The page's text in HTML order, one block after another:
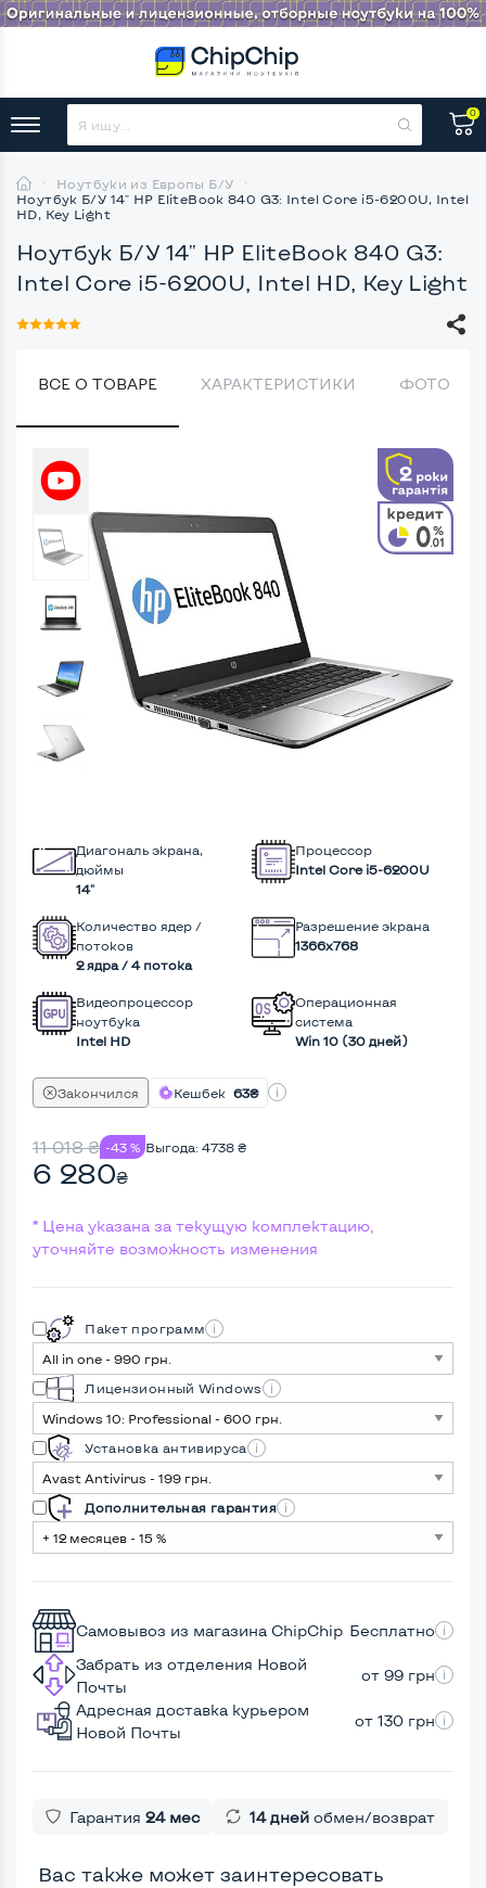
0
Ноутбуки из Европы Б/У
Ноутбук Б/У 14" HP EliteBook 840 G3: Intel Core i5-6200U, Intel
HD, Key Light
Ноутбук Б/У 14" HP EliteBook 840 G3:
Intel Core i5-6200U, Intel HD, Key Light
ВСЕ О ТОВАРЕ ХАРАКТЕРИСТИКИ ФОТО
Диагональ экрана,
дюймы
14"
Процессор
Intel Core i5-6200U
Количество ядер /
потоков
2 ядра / 4 потока
Разрешение экрана
1366x768
Видеопроцессор
ноутбука
Intel HD
Операционная
система
Win 10 (30 дней)
Закончился Кешбек 63₴
11 018₴ -43 % Выгода: 4738 ₴
6 280₴
* Цена указана за текущую комплектацию,
уточняйте возможность изменения
Пакет программ
Лицензионный Windows
Установка антивируса
Дополнительная гарантия
Самовывоз из магазина ChipChip Бесплатно
Забрать из отделения Новой
Почты
от 99 грн
Адресная доставка курьером
Новой Почты
от 130 грн
Гарантия 24 мес 14 дней обмен/возврат
Вас также может заинтересовать